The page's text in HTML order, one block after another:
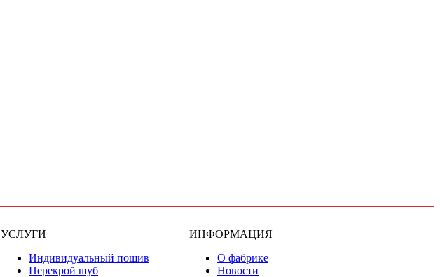
УСЛУГИ
Индивидуальный пошив
Перекрой шуб
ИНФОРМАЦИЯ
О фабрике
Новости